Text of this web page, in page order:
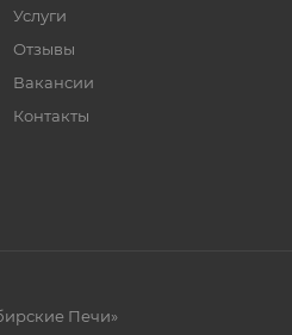
Услуги
Отзывы
Вакансии
Контакты
Печи»